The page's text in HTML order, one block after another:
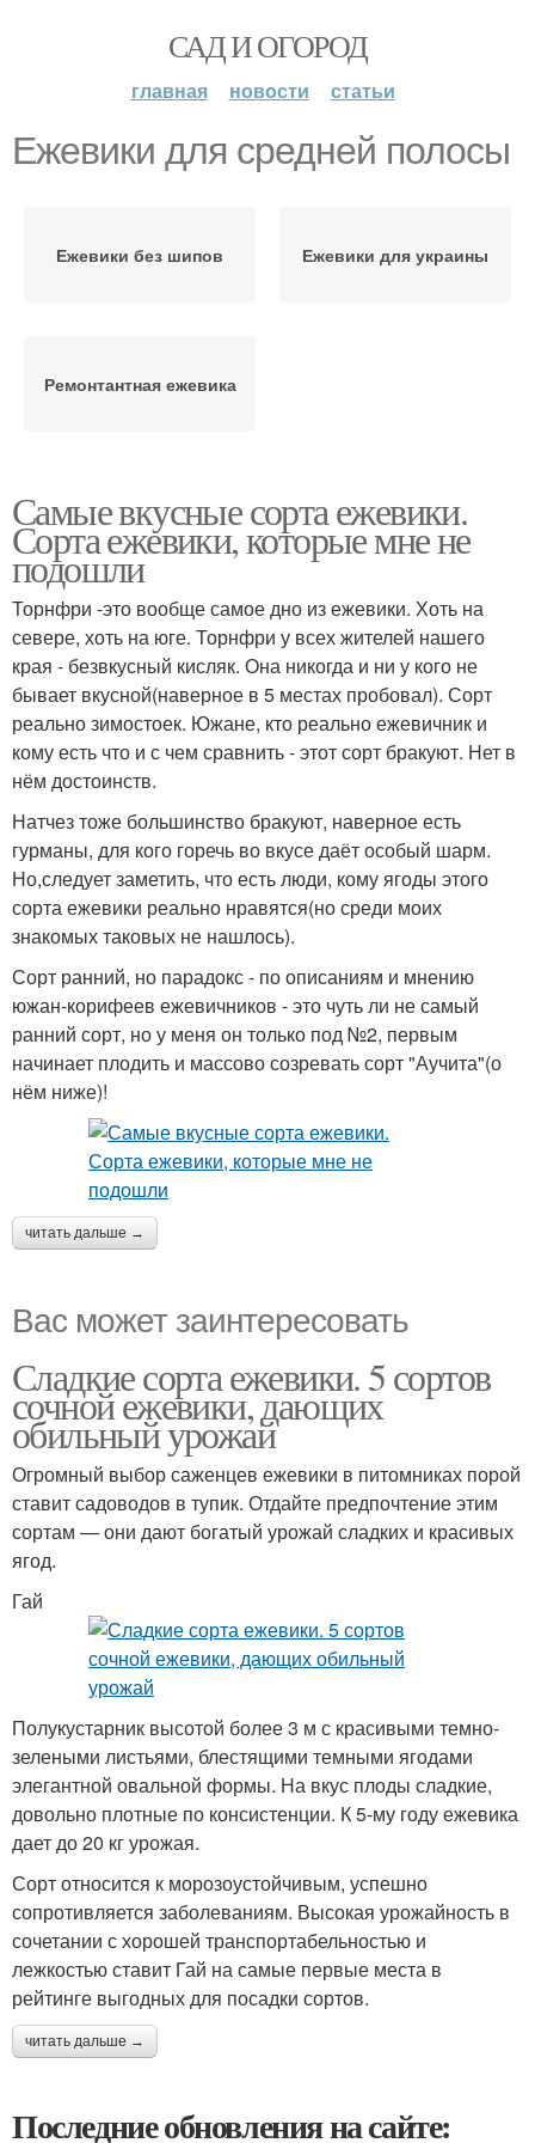
САД И ОГОРОД
главная новости статьи
Ежевики для средней полосы
Ежевики без шипов Ежевики для украины
Ремонтантная ежевика
Самые вкусные сорта ежевики.
Сорта ежевики, которые мне не
подошли
Торнфри -это вообще самое дно из ежевики. Хоть на
севере, хоть на юге. Торнфри у всех жителей нашего
края - безвкусный кисляк. Она никогда и ни у кого не
бывает вкусной(наверное в 5 местах пробовал). Сорт
реально зимостоек. Южане, кто реально ежевичник и
кому есть что и с чем сравнить - этот сорт бракуют. Нет в
нём достоинств.
Натчез тоже большинство бракуют, наверное есть
гурманы, для кого горечь во вкусе даёт особый шарм.
Но,следует заметить, что есть люди, кому ягоды этого
сорта ежевики реально нравятся(но среди моих
знакомых таковых не нашлось).
Сорт ранний, но парадокс - по описаниям и мнению
южан-корифеев ежевичников - это чуть ли не самый
ранний сорт, но у меня он только под №2, первым
начинает плодить и массово созревать сорт "Аучита"(о
нём ниже)!
читать дальше →
Вас может заинтересовать
Сладкие сорта ежевики. 5 сортов
сочной ежевики, дающих
обильный урожай
Огромный выбор саженцев ежевики в питомниках порой
ставит садоводов в тупик. Отдайте предпочтение этим
сортам — они дают богатый урожай сладких и красивых
ягод.
Гай
Полукустарник высотой более 3 м с красивыми темно-
зелеными листьями, блестящими темными ягодами
элегантной овальной формы. На вкус плоды сладкие,
довольно плотные по консистенции. К 5-му году ежевика
дает до 20 кг урожая.
Сорт относится к морозоустойчивым, успешно
сопротивляется заболеваниям. Высокая урожайность в
сочетании с хорошей транспортабельностью и
лежкостью ставит Гай на самые первые места в
рейтинге выгодных для посадки сортов.
читать дальше →
Последние обновления на сайте: